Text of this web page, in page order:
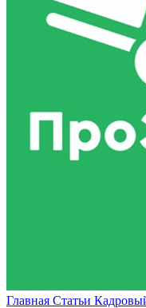
Главная Статьи